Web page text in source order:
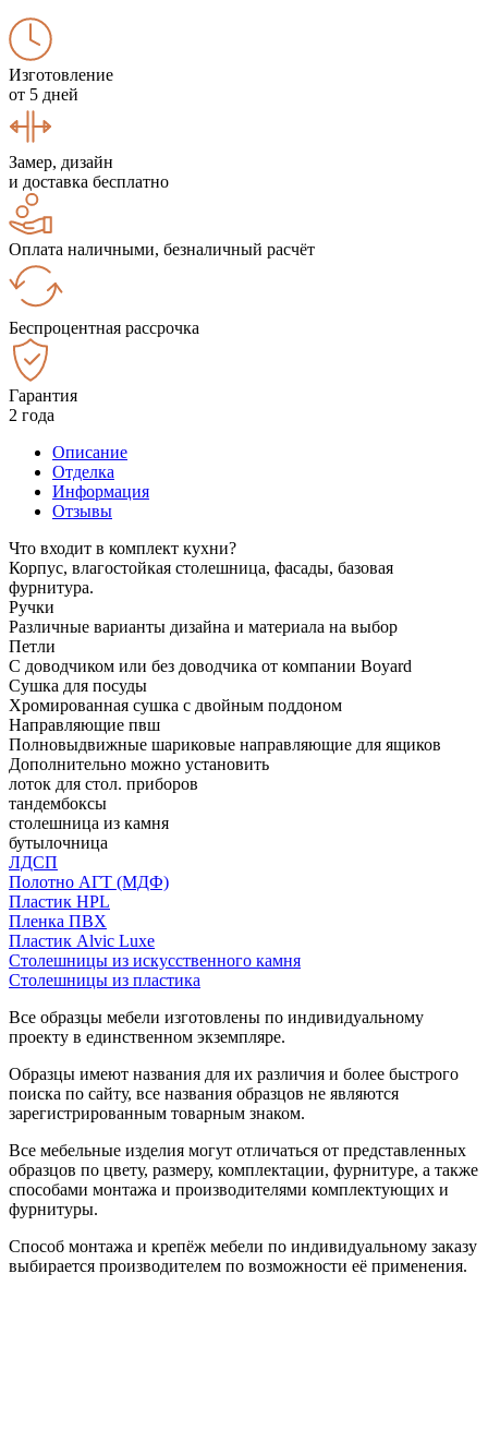
Изготовление
от 5 дней
Замер, дизайн
и доставка бесплатно
Оплата наличными, безналичный расчёт
Беспроцентная рассрочка
Гарантия
2 года
Описание
Отделка
Информация
Отзывы
Что входит в комплект кухни?
Корпус, влагостойкая столешница, фасады, базовая
фурнитура.
Ручки
Различные варианты дизайна и материала на выбор
Петли
С доводчиком или без доводчика от компании Boyard
Сушка для посуды
Хромированная сушка с двойным поддоном
Направляющие пвш
Полновыдвижные шариковые направляющие для ящиков
Дополнительно можно установить
лоток для стол. приборов
тандембоксы
столешница из камня
бутылочница
ЛДСП
Полотно АГТ (МДФ)
Пластик HPL
Пленка ПВХ
Пластик Alvic Luxe
Столешницы из искусственного камня
Столешницы из пластика
Все образцы мебели изготовлены по индивидуальному
проекту в единственном экземпляре.
Образцы имеют названия для их различия и более быстрого
поиска по сайту, все названия образцов не являются
зарегистрированным товарным знаком.
Все мебельные изделия могут отличаться от представленных
образцов по цвету, размеру, комплектации, фурнитуре, а также
способами монтажа и производителями комплектующих и
фурнитуры.
Способ монтажа и крепёж мебели по индивидуальному заказу
выбирается производителем по возможности её применения.